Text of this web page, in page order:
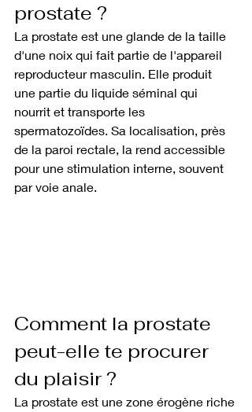
prostate ?
La prostate est une glande de la taille
d'une noix qui fait partie de l'appareil
reproducteur masculin. Elle produit
une partie du liquide séminal qui
nourrit et transporte les
spermatozoïdes. Sa localisation, près
de la paroi rectale, la rend accessible
pour une stimulation interne, souvent
par voie anale.
Comment la prostate
peut-elle te procurer
du plaisir ?
La prostate est une zone érogène riche